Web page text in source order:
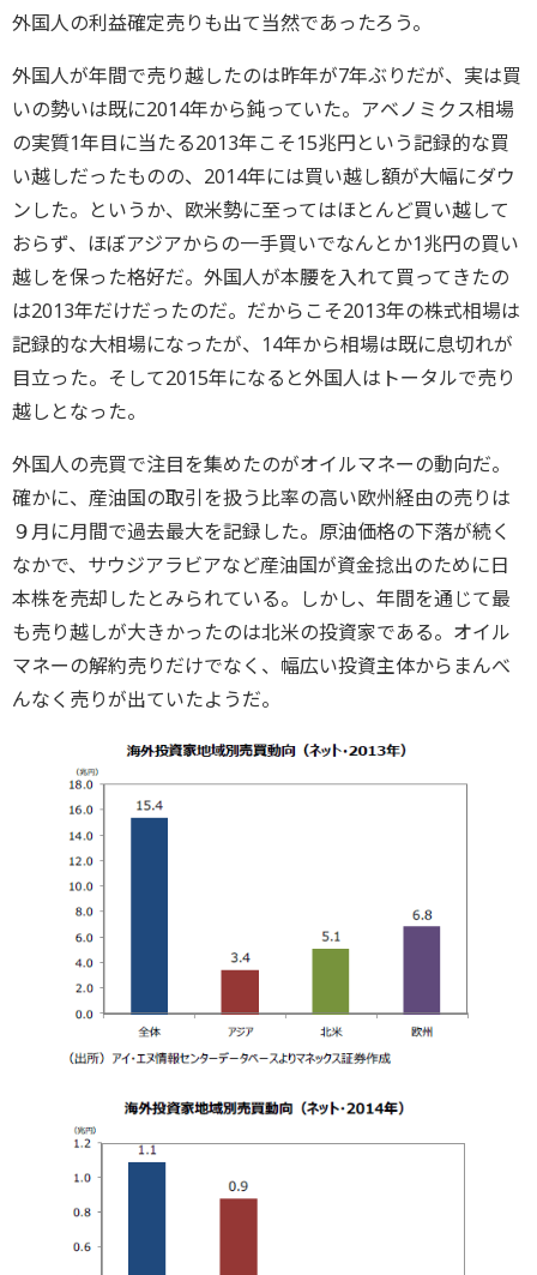
外国人の利益確定売りも出て当然であったろう。
外国人が年間で売り越したのは昨年が7年ぶりだが、実は買
いの勢いは既に2014年から鈍っていた。アベノミクス相場
の実質1年目に当たる2013年こそ15兆円という記録的な買
い越しだったものの、2014年には買い越し額が大幅にダウ
ンした。というか、欧米勢に至ってはほとんど買い越して
おらず、ほぼアジアからの一手買いでなんとか1兆円の買い
越しを保った格好だ。外国人が本腰を入れて買ってきたの
は2013年だけだったのだ。だからこそ2013年の株式相場は
記録的な大相場になったが、14年から相場は既に息切れが
目立った。そして2015年になると外国人はトータルで売り
越しとなった。
外国人の売買で注目を集めたのがオイルマネーの動向だ。
確かに、産油国の取引を扱う比率の高い欧州経由の売りは
９月に月間で過去最大を記録した。原油価格の下落が続く
なかで、サウジアラビアなど産油国が資金捻出のために日
本株を売却したとみられている。しかし、年間を通じて最
も売り越しが大きかったのは北米の投資家である。オイル
マネーの解約売りだけでなく、幅広い投資主体からまんべ
んなく売りが出ていたようだ。